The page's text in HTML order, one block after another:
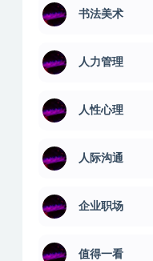
书法美术
人力管理
人性心理
人际沟通
企业职场
值得一看